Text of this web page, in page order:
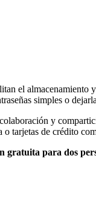
el almacenamiento
simples o
y
tarjetas de crédito
gratuita para dos